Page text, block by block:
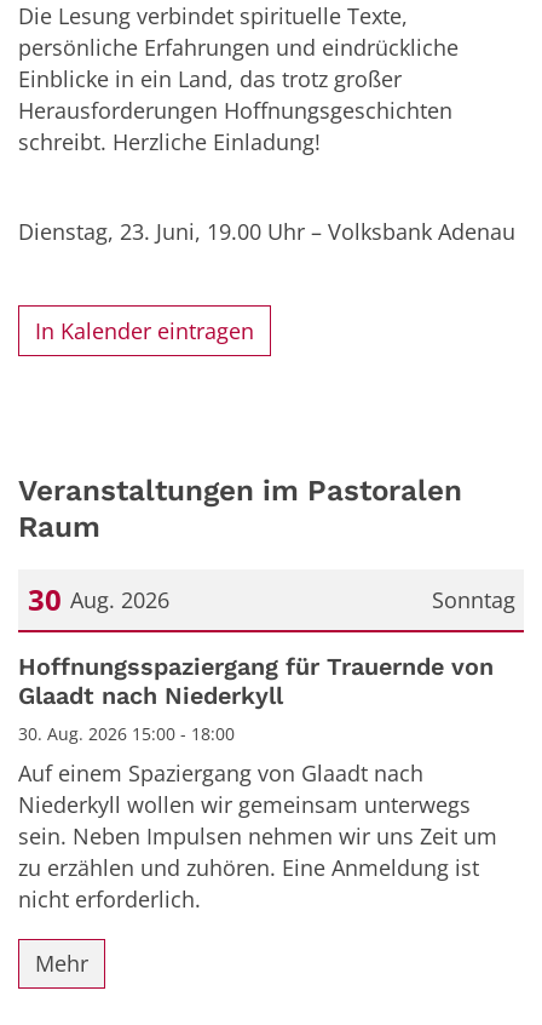
Die Lesung verbindet spirituelle Texte,
persönliche Erfahrungen und eindrückliche
Einblicke in ein Land, das trotz großer
Herausforderungen Hoffnungsgeschichten
schreibt. Herzliche Einladung!
Dienstag, 23. Juni, 19.00 Uhr – Volksbank Adenau
In Kalender eintragen
Veranstaltungen im Pastoralen
Raum
Sonntag
30 Aug. 2026
Datum: 30. August 2026
Hoffnungsspaziergang für Trauernde von
Glaadt nach Niederkyll
30. Aug. 2026 15:00 - 18:00
Auf einem Spaziergang von Glaadt nach
Niederkyll wollen wir gemeinsam unterwegs
sein. Neben Impulsen nehmen wir uns Zeit um
zu erzählen und zuhören. Eine Anmeldung ist
nicht erforderlich.
Mehr